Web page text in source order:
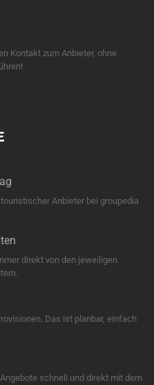
Kontakt zum Anbieter, ohne
Anbieter bei groupedia
direkt von den jeweiligen
Das ist planbar, einfach
schnell und direkt mit dem